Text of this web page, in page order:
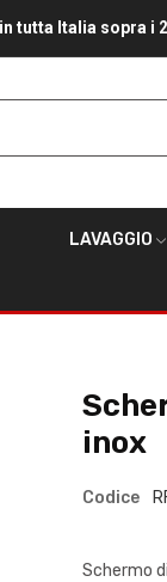
tutta Italia sopra i
LAVAGGIO
inox
Codice
Schermo